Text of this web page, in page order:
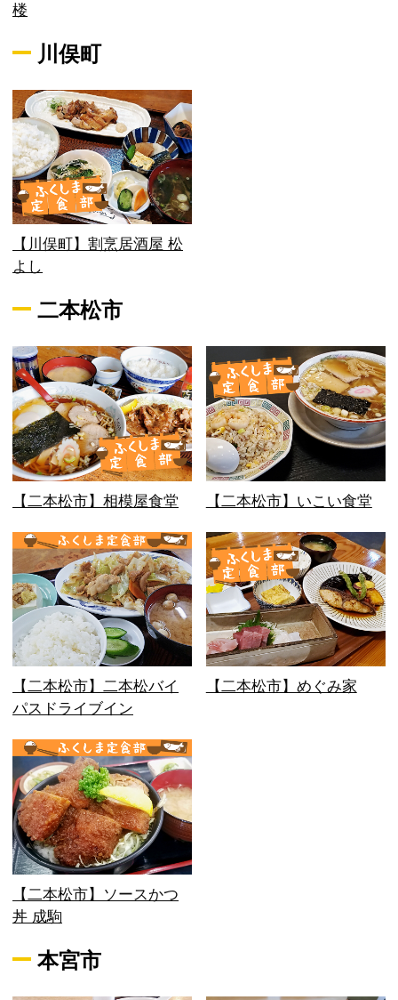
楼
川俣町
【川俣町】割烹居酒屋 松
よし
二本松市
【二本松市】相模屋食堂 【二本松市】いこい食堂
【二本松市】二本松バイ
パスドライブイン
【二本松市】めぐみ家
【二本松市】ソースかつ
丼 成駒
本宮市